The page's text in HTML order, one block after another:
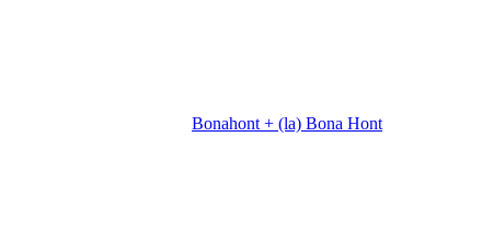
Bonahont + (la) Bona Hont